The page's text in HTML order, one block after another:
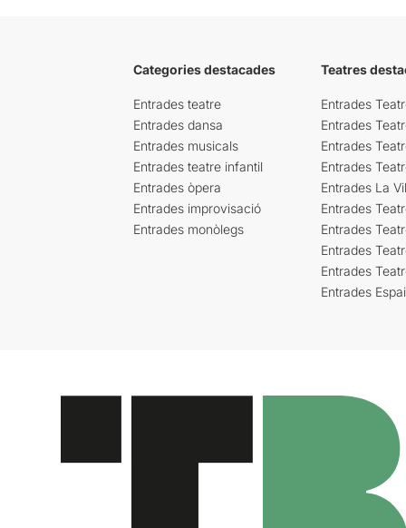
Categories destacades
Entrades teatre
Entrades dansa
Entrades musicals
Entrades teatre infantil
Entrades òpera
Entrades improvisació
Entrades monòlegs
Teatres
Entrades
Entrades
Entrades
Entrades
Entrades La
Entrades
Entrades
Entrades
Entrades
Entrades